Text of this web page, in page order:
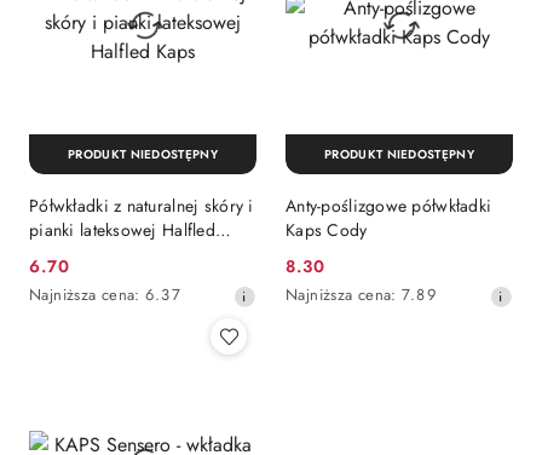
Półwkładki z naturalnej skóry i
pianki lateksowej Halfled
Cena
promocyjna:
6.70
Najniższa
Najniższa cena: 6.37
PRODUKT NIEDOSTĘPNY
Anty-poślizgowe półwkładki
Kaps Cody
Cena
promocyjna:
8.30
Najniższa
Najniższa cena: 7.89
PRODUKT NIEDOSTĘPNY